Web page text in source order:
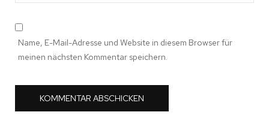
Name, E-Mail-Adresse und Website in diesem Browser für
meinen nächsten Kommentar speichern.